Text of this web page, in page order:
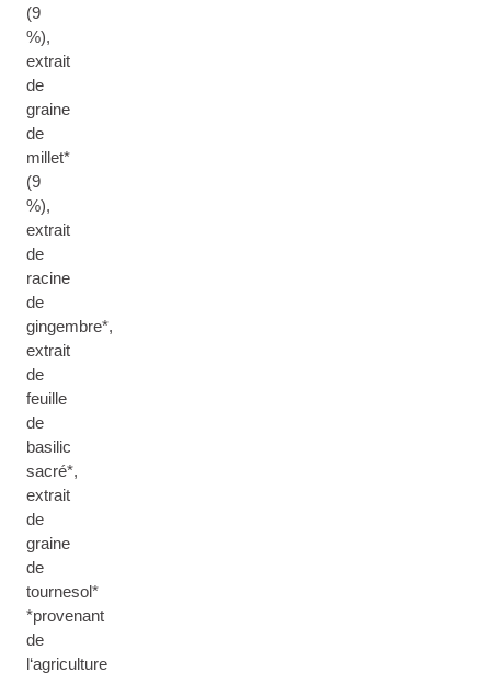
(9
%),
extrait
de
graine
de
millet*
(9
%),
extrait
de
racine
de
gingembre*,
extrait
de
feuille
de
basilic
sacré*,
extrait
de
graine
de
tournesol*
*provenant
de
l‘agriculture